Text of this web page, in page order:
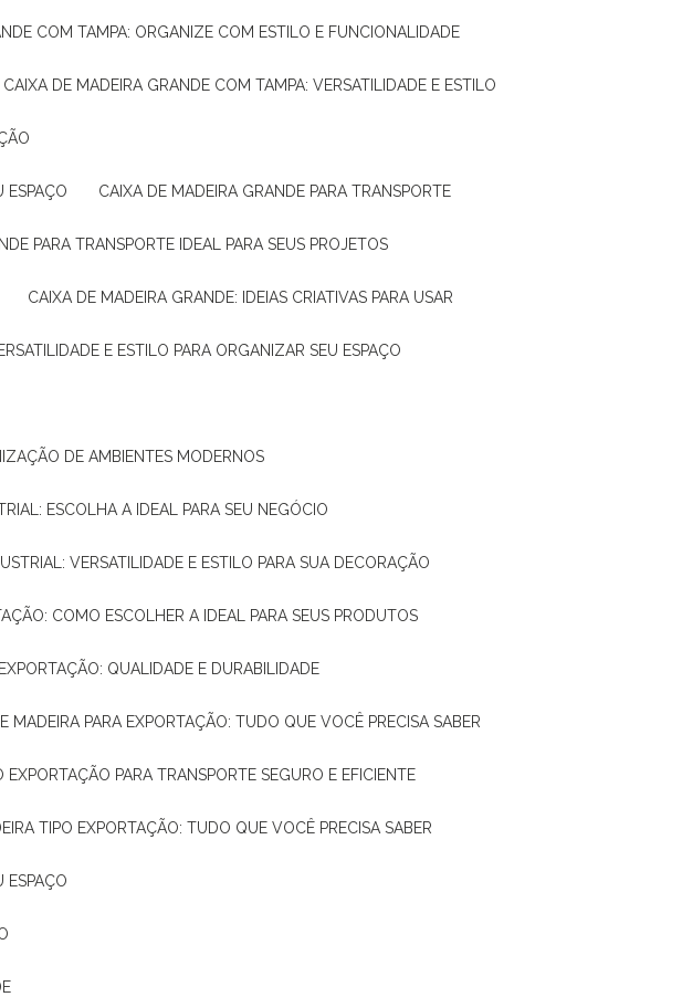
COM TAMPA: ORGANIZE COM ESTILO E FUNCIONALIDADE
CAIXA DE MADEIRA GRANDE COM TAMPA: VERSATILIDADE E ESTILO
ESPAÇO CAIXA DE MADEIRA GRANDE PARA TRANSPORTE
PARA TRANSPORTE IDEAL PARA SEUS PROJETOS
CAIXA DE MADEIRA GRANDE: IDEIAS CRIATIVAS PARA USAR
E ESTILO PARA ORGANIZAR SEU ESPAÇO
DE AMBIENTES MODERNOS
ESCOLHA A IDEAL PARA SEU NEGÓCIO
VERSATILIDADE E ESTILO PARA SUA DECORAÇÃO
COMO ESCOLHER A IDEAL PARA SEUS PRODUTOS
QUALIDADE E DURABILIDADE
MADEIRA PARA EXPORTAÇÃO: TUDO QUE VOCÊ PRECISA SABER
EXPORTAÇÃO PARA TRANSPORTE SEGURO E EFICIENTE
TIPO EXPORTAÇÃO: TUDO QUE VOCÊ PRECISA SABER
ESPAÇO